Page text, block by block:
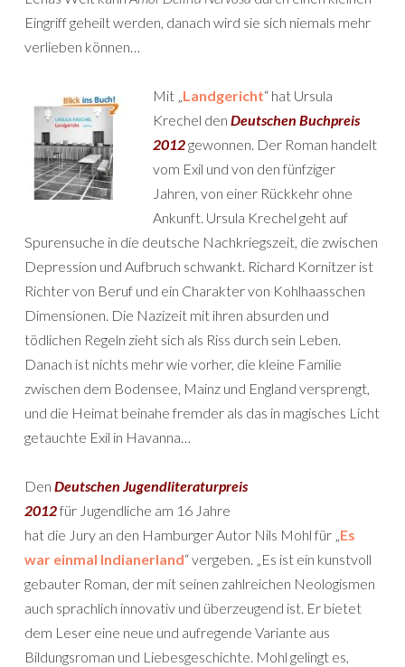
Eingriff geheilt werden, danach wird sie sich niemals mehr
verlieben können…
Mit „Landgericht“ hat Ursula
Krechel den Deutschen Buchpreis
2012gewonnen. Der Roman handelt
vom Exil und von den fünfziger
Jahren, von einer Rückkehr ohne
Ankunft. Ursula Krechel geht auf
Spurensuche in die deutsche Nachkriegszeit, die zwischen
Depression und Aufbruch schwankt. Richard Kornitzer ist
Richter von Beruf und ein Charakter von Kohlhaasschen
Dimensionen. Die Nazizeit mit ihren absurden und
tödlichen Regeln zieht sich als Riss durch sein Leben.
Danach ist nichts mehr wie vorher, die kleine Familie
zwischen dem Bodensee, Mainz und England versprengt,
und die Heimat beinahe fremder als das in magisches Licht
getauchte Exil in Havanna…
Den Deutschen Jugendliteraturpreis
2012für Jugendliche am 16 Jahre
hat die Jury an den Hamburger Autor Nils Mohl für „Es
war einmal Indianerland“ vergeben. „Es ist ein kunstvoll
gebauter Roman, der mit seinen zahlreichen Neologismen
auch sprachlich innovativ und überzeugend ist. Er bietet
dem Leser eine neue und aufregende Variante aus
Bildungsroman und Liebesgeschichte. Mohl gelingt es,